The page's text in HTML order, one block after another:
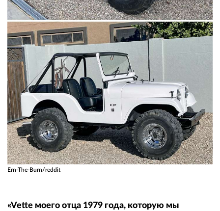
Ern-The-Burn/reddit
«Vette моего отца 1979 года, которую мы